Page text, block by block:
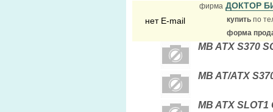
нет E-mail
фирма ДОКТОР
купить по
форма
MB ATX S370
MB AT/ATX
MB ATX SLOT1